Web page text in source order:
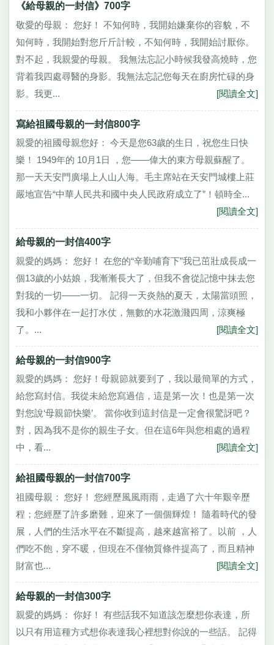
《給母親的一封信》700字
敬愛的母親： 您好！ 不知何時，我開始嫌棄你的容貌，不
知何時，我開始對您斤斤計較，不知何時，我開始討厭你。
對不起，我親愛的母親。 我無法忘記小時候我發高燒時，您
背着我四處尋醫的身影。我無法忘記您每天在廚房忙碌的身
影。我更...
[閱讀全文]
寫給祖國母親的一封信800字
親愛的祖國母親您好： 今天是您63歲的生日，祝您生日快
樂！ 1949年的 10月1日 ，您——偉大的東方母親蘇醒了。
那一天天安門廣場上人山人海。毛主席站在天安門城樓上莊
嚴地宣告“中華人民共和國中央人民政府成立了”！頓時全...
[閱讀全文]
給母親的一封信400字
親愛的媽媽： 您好！ 在您的“辛勤哺育下”我已茁壯成長成一
個13歲的小姑娘，我漸漸長大了，但我不會從記憶中抹去您
對我的一切——一切。 記得一天炎熱的夏天，太陽當頭照，
我和小夥伴在一起打水仗，無數的水花激濺四周，涼爽極
了。...
[閱讀全文]
給母親的一封信900字
親愛的媽媽： 您好！母親節就要到了，我以最簡單的方式，
給您寫封信。我從未給您寫過信，這是第一次！也是第一次
對您說‘母親節快樂’。 當你收到這封信是一定會很驚訝吧？
對，因為我不是你的親生子女。但在這6年與您相處的過程
中，看...
[閱讀全文]
給祖國母親的一封信700字
祖國母親： 您好！ 您經歷風風雨雨，走過了六十年艱辛歷
程；您經歷了許多磨難，迎來了一個個輝煌！ 隨着時代的發
展，人們的生活水平在不斷提高，越來越富裕了。以前 ，人
們吃不飽，穿不暖，但現在不僅物質條件提高了，而且精神
財富也...
[閱讀全文]
給母親的一封信300字
親愛的媽媽： 你好！ 有些話我不知道該怎麼想你表達，所
以只有用這種方式想你表達我心裡想對你說的一些話。 記得